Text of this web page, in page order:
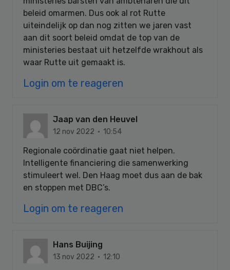
beleid omarmen. Dus ook al rot Rutte
uiteindelijk op dan nog zitten we jaren vast
aan dit soort beleid omdat de top van de
ministeries bestaat uit hetzelfde wrakhout als
waar Rutte uit gemaakt is.
Login om te reageren
Jaap van den Heuvel
12 nov 2022 · 10:54
Regionale coördinatie gaat niet helpen.
Intelligente financiering die samenwerking
stimuleert wel. Den Haag moet dus aan de bak
en stoppen met DBC’s.
Login om te reageren
Hans Buijing
13 nov 2022 · 12:10